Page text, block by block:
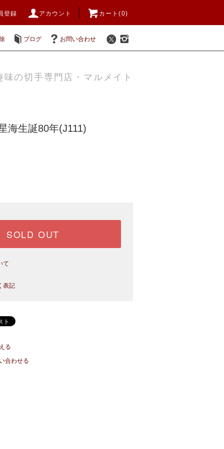
登録 アカウント カート(0)
ブログ お問い合わせ
味の切手専門店・マルメイト
海生誕80年(J111)
SOLD OUT
て
表記
る
合わせる